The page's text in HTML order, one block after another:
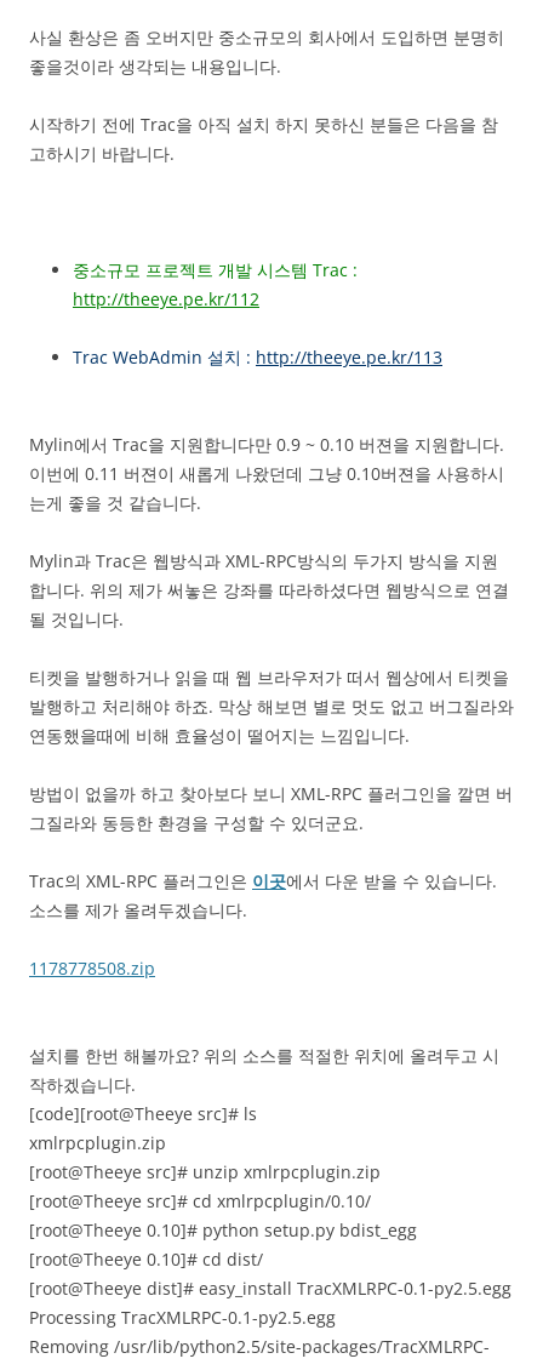
사실 환상은 좀 오버지만 중소규모의 회사에서 도입하면 분명히
좋을것이라 생각되는 내용입니다.
시작하기 전에 Trac을 아직 설치 하지 못하신 분들은 다음을 참
고하시기 바랍니다.
중소규모 프로젝트 개발 시스템 Trac :
http://theeye.pe.kr/112
Trac WebAdmin 설치 : http://theeye.pe.kr/113
Mylin에서 Trac을 지원합니다만 0.9 ~ 0.10 버젼을 지원합니다.
이번에 0.11 버젼이 새롭게 나왔던데 그냥 0.10버젼을 사용하시
는게 좋을 것 같습니다.
Mylin과 Trac은 웹방식과 XML-RPC방식의 두가지 방식을 지원
합니다. 위의 제가 써놓은 강좌를 따라하셨다면 웹방식으로 연결
될 것입니다.
티켓을 발행하거나 읽을 때 웹 브라우저가 떠서 웹상에서 티켓을
발행하고 처리해야 하죠. 막상 해보면 별로 멋도 없고 버그질라와
연동했을때에 비해 효율성이 떨어지는 느낌입니다.
방법이 없을까 하고 찾아보다 보니 XML-RPC 플러그인을 깔면 버
그질라와 동등한 환경을 구성할 수 있더군요.
Trac의 XML-RPC 플러그인은 이곳에서 다운 받을 수 있습니다.
소스를 제가 올려두겠습니다.
1178778508.zip
설치를 한번 해볼까요? 위의 소스를 적절한 위치에 올려두고 시
작하겠습니다.
[code][root@Theeye src]# ls
xmlrpcplugin.zip
[root@Theeye src]# unzip xmlrpcplugin.zip
[root@Theeye src]# cd xmlrpcplugin/0.10/
[root@Theeye 0.10]# python setup.py bdist_egg
[root@Theeye 0.10]# cd dist/
[root@Theeye dist]# easy_install TracXMLRPC-0.1-py2.5.egg
Processing TracXMLRPC-0.1-py2.5.egg
Removing /usr/lib/python2.5/site-packages/TracXMLRPC-